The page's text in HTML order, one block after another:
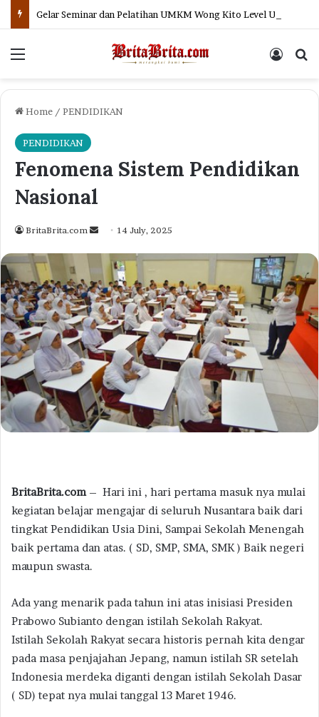
Menu Log In
Home / PENDIDIKAN
PENDIDIKAN
Fenomena Sistem Pendidikan
Nasional
BritaBrita.com
Send
email
14 July, 2025
BritaBrita.com– Hari ini , hari pertama masuk nya mulai
kegiatan belajar mengajar di seluruh Nusantara baik dari
tingkat Pendidikan Usia Dini, Sampai Sekolah Menengah
baik pertama dan atas. ( SD, SMP, SMA, SMK ) Baik negeri
maupun swasta.
Ada yang menarik pada tahun ini atas inisiasi Presiden
Prabowo Subianto dengan istilah Sekolah Rakyat.
Istilah Sekolah Rakyat secara historis pernah kita dengar
pada masa penjajahan Jepang, namun istilah SR setelah
Indonesia merdeka diganti dengan istilah Sekolah Dasar
( SD) tepat nya mulai tanggal 13 Maret 1946.